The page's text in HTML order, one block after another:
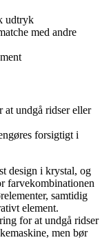
udtryk
med andre
undgå ridser eller
forsigtigt i
design i krystal, og
farvekombinationen
samtidig
element.
for at undgå ridser
men bør